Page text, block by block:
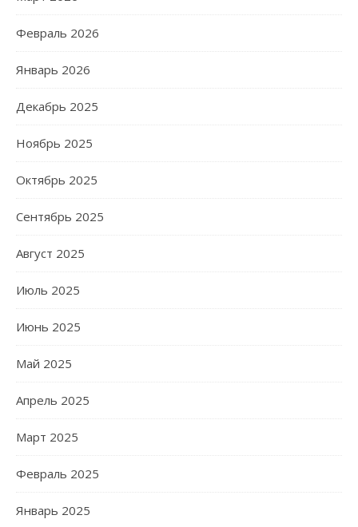
Февраль 2026
Январь 2026
Декабрь 2025
Ноябрь 2025
Октябрь 2025
Сентябрь 2025
Август 2025
Июль 2025
Июнь 2025
Май 2025
Апрель 2025
Март 2025
Февраль 2025
Январь 2025